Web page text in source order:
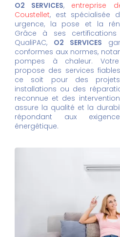
O2 SERVICES, entreprise
Coustellet, est spécialisée
urgence, la pose et la
Grâce à ses certifications
QualiPAC, O2 SERVICES
conformes aux normes,
pompes à chaleur. Votre
propose des services
ce soit pour des
installations ou des
reconnue et des
assure la qualité et la
répondant aux
énergétique.